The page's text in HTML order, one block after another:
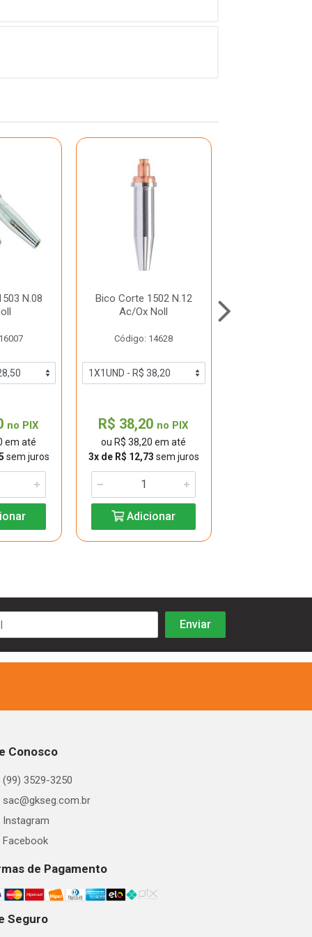
N.08
no PIX
em até
sem juros
Bico Corte 1502 N.12
Ac/Ox Noll
Código: 14628
R$ 38,20 no PIX
ou R$ 38,20 em até
3x de R$ 12,73 sem juros
Adicionar
Conosco
(99) 3529-3250
sac@gkseg.com.br
Instagram
Facebook
de Pagamento
Seguro